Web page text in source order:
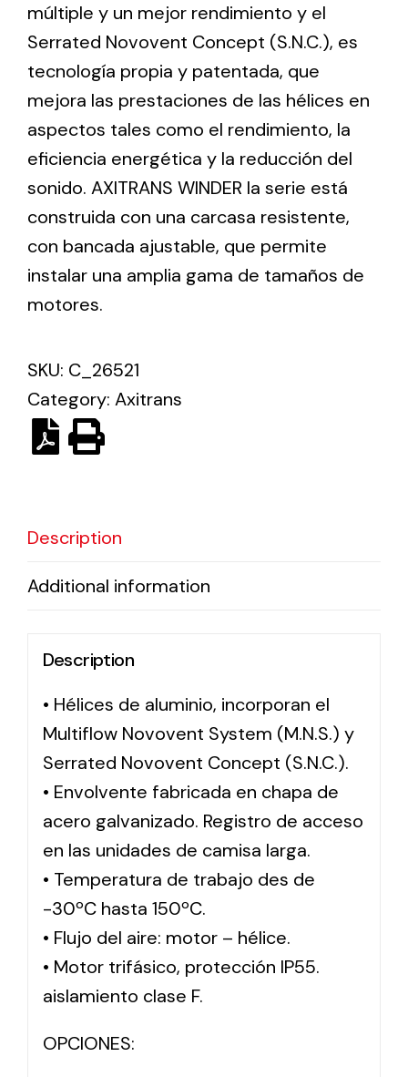
Iluminación Solar
Variedad de soluciones solares para todo tipo
de necesidades.
Solar lighting
múltiple y un mejor rendimiento y el
Serrated Novovent Concept (S.N.C.), es
tecnología propia y patentada, que
mejora las prestaciones de las hélices en
aspectos tales como el rendimiento, la
eficiencia energética y la reducción del
sonido. AXITRANS WINDER la serie está
construida con una carcasa resistente,
con bancada ajustable, que permite
instalar una amplia gama de tamaños de
motores.
SKU: C_26521
Category: Axitrans
Description
Additional information
Description
• Hélices de aluminio, incorporan el
Multiflow Novovent System (M.N.S.) y
Serrated Novovent Concept (S.N.C.).
• Envolvente fabricada en chapa de
acero galvanizado. Registro de acceso
en las unidades de camisa larga.
• Temperatura de trabajo des de
-30ºC hasta 150ºC.
• Flujo del aire: motor – hélice.
• Motor trifásico, protección IP55.
aislamiento clase F.
OPCIONES: